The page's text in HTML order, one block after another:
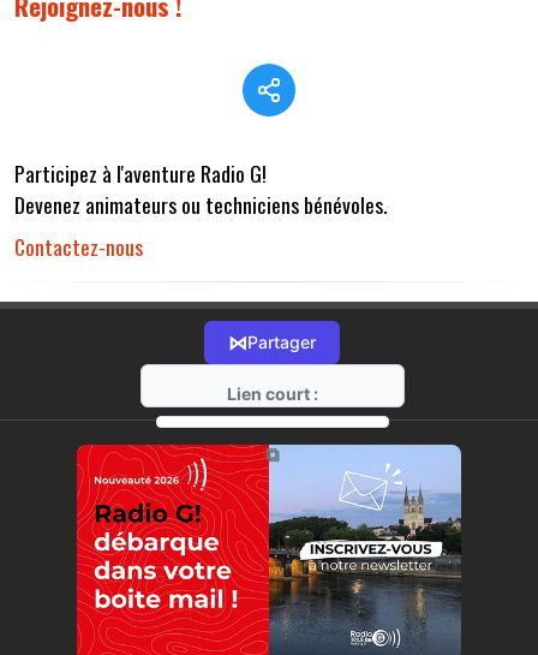
Participez à l'aventure Radio G!
Devenez animateurs ou techniciens bénévoles.
Contactez-nous
⋈Partager
Lien court :
https://radio-g.fr?r32
⧉